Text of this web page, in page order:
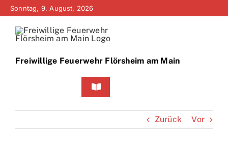
Zum
springen
Sonntag, 9. August, 2026
Freiwillige Feuerwehr Flörsheim am Main
Toggle
Home
Zurück Vor